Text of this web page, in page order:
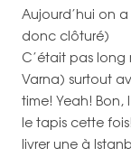
Aujourd’hui on
donc clôturé)
C’était pas long
Varna) surtout
time! Yeah! Bon,
le tapis cette
livrer une à